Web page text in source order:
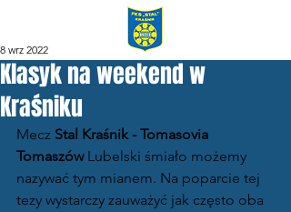
Klasyk na weekend w
Kraśniku
8 wrz 2022
Mecz Stal Kraśnik - Tomasovia
Tomaszów Lubelski śmiało możemy
nazywać tym mianem. Na poparcie tej
tezy wystarczy zauważyć jak często oba